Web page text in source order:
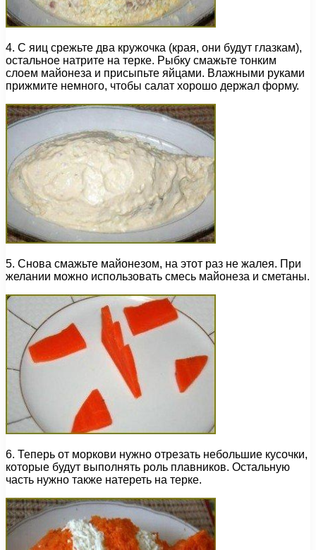
4. С яиц срежьте два кружочка (края, они будут глазкам),
остальное натрите на терке. Рыбку смажьте тонким
слоем майонеза и присыпьте яйцами. Влажными руками
прижмите немного, чтобы салат хорошо держал форму.
5. Снова смажьте майонезом, на этот раз не жалея. При
желании можно использовать смесь майонеза и сметаны.
6. Теперь от моркови нужно отрезать небольшие кусочки,
которые будут выполнять роль плавников. Остальную
часть нужно также натереть на терке.